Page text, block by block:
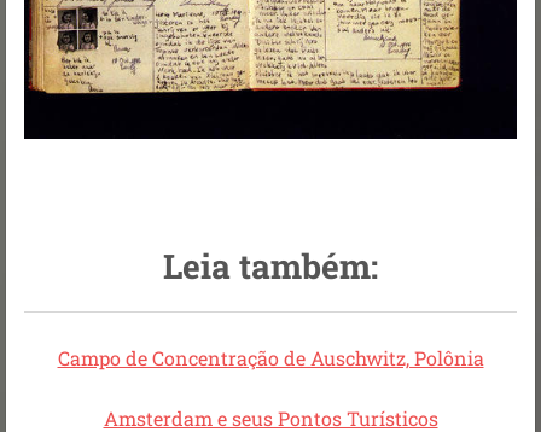
Leia também:
Campo de Concentração de Auschwitz, Polônia
Amsterdam e seus Pontos Turísticos